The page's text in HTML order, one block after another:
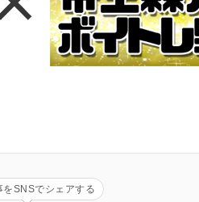
をSNSでシェアする